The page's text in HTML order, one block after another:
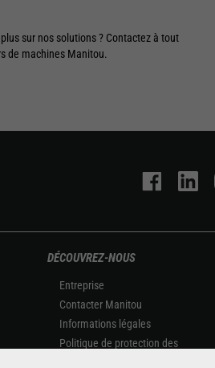
sur nos solutions ? Contactez à tout
de machines Manitou.
DÉCOUVREZ-NOUS
Entreprise
Contacter Manitou
Informations légales
Politique de protection des